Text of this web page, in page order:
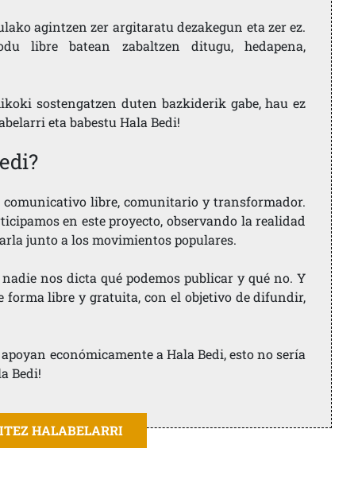
agintzen zer argitaratu dezakegun eta zer ez.
libre batean zabaltzen ditugu, hedapena,
sostengatzen duten bazkiderik gabe, hau ez
eta babestu Hala Bedi!
libre, comunitario y transformador.
en este proyecto, observando la realidad
junto a los movimientos populares.
nos dicta qué podemos publicar y qué no. Y
forma libre y gratuita, con el objetivo de difundir,
económicamente a Hala Bedi, esto no sería
Bedi!
HALABELARRI